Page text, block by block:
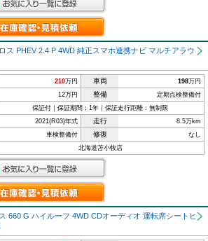
ス PHEV 2.4 P 4WD 純正スマホ連携ナビ マルチアラウ
210万円 車両 198万円
12万円 整備 定期点検整備付
保証付｜保証期間：1年｜保証走行距離：無制限
2021(R03)年式 走行 8.5万km
車検整備付 修復 なし
北海道苫小牧店
660 G ハイルーフ 4WD CDオーディオ 運転席シートヒ